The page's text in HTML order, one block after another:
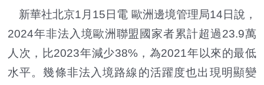
新華社北京1月15日電 歐洲邊境管理局14日說，
2024年非法入境歐洲聯盟國家者累計超過23.9萬
人次，比2023年減少38%，為2021年以來的最低
水平。幾條非法入境路線的活躍度也出現明顯變